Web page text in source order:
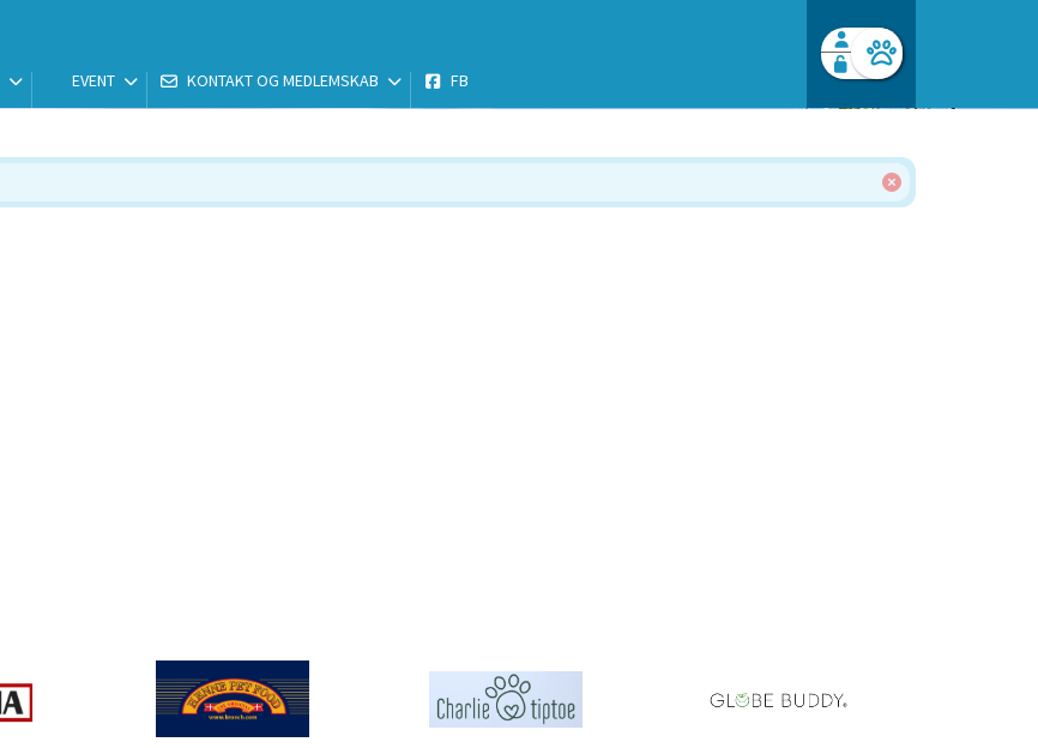
EVENT KONTAKT OG MEDLEMSKAB FB
Log ind